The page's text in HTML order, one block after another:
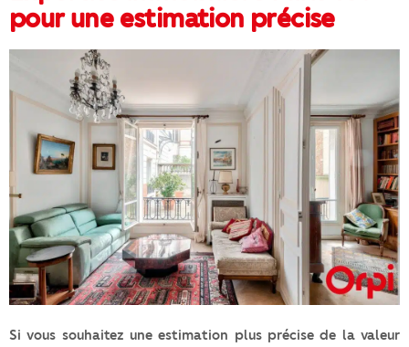
pour une estimation précise
Si vous souhaitez une estimation plus précise de la valeur